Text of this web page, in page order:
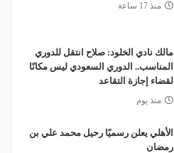
منذ 17 ساعة
مالك نادي الخلود: صلاح انتقل للدوري
المناسب.. الدوري السعودي ليس مكانًا
لقضاء إجازة التقاعد
منذ يوم
الأهلي يعلن رسميًا رحيل محمد علي بن
رمضان